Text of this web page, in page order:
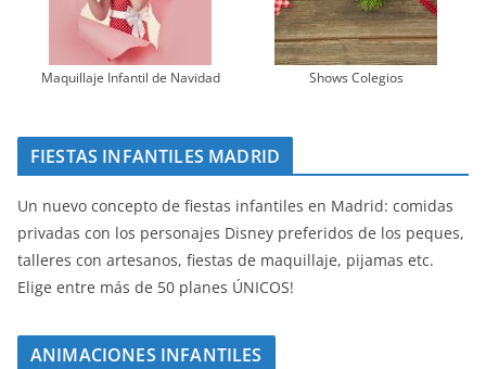
Maquillaje Infantil de Navidad Shows Colegios
FIESTAS INFANTILES MADRID
Un nuevo concepto de fiestas infantiles en Madrid: comidas
privadas con los personajes Disney preferidos de los peques,
talleres con artesanos, fiestas de maquillaje, pijamas etc.
Elige entre más de 50 planes ÚNICOS!
ANIMACIONES INFANTILES